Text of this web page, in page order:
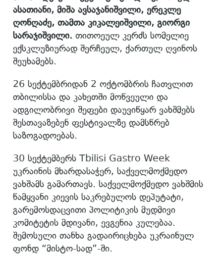
ასათიანი, მიშა ავსაჯანიშვილი, ერეკლე
ღონღაძე, თამთა კიკალეიშვილი, გიორგი
სარაჯიშვილი. თითოეულ კერძს სომელიე
ექსკლუზიურად შერჩეულ, ქართულ ღვინოს
შეუხამებს.
26 სექტემბრიდან 2 ოქტომბრის ჩათვლით
თბილისსა და კახეთში მოწვეული და
ადგილობრივი შეფები დაუვიწყარ ვახშმებს
შესთავაზებენ ფესტივალზე დამსწრებ
საზოგადოებას.
30 სექტემბერს Tbilisi Gastro Week
უკრაინის მხარდასაჭერ, საქველმოქმედო
ვახშამს გამართავს. საქველმოქმედო ვახშმის
წამყვანი კიევის საკრებულოს დეპუტატი,
გარემოსდაცვითი პოლიტიკის მუდმივი
კომიტეტის მდივანი, ევგენია კულებაა.
შემოსული თანხა გადაირიცხება უკრაინულ
ფონდ “მისტო-სად”-ში.